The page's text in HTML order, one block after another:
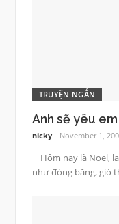
TRUYỆN NGẮN
Anh sẽ yêu
nicky November 1,
Hôm nay là Noel,
như đóng băng, gió